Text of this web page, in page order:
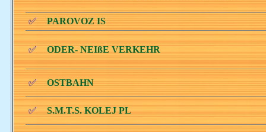
✅ PAROVOZ IS
✅ ODER- NEIßE VERKEHR
✅ OSTBAHN
✅ S.M.T.S. KOLEJ PL